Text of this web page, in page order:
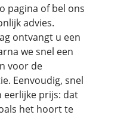
pagina of bel ons
advies.
ontvangt u een
we snel een
voor de
Eenvoudig, snel
eerlijke prijs: dat
het hoort te